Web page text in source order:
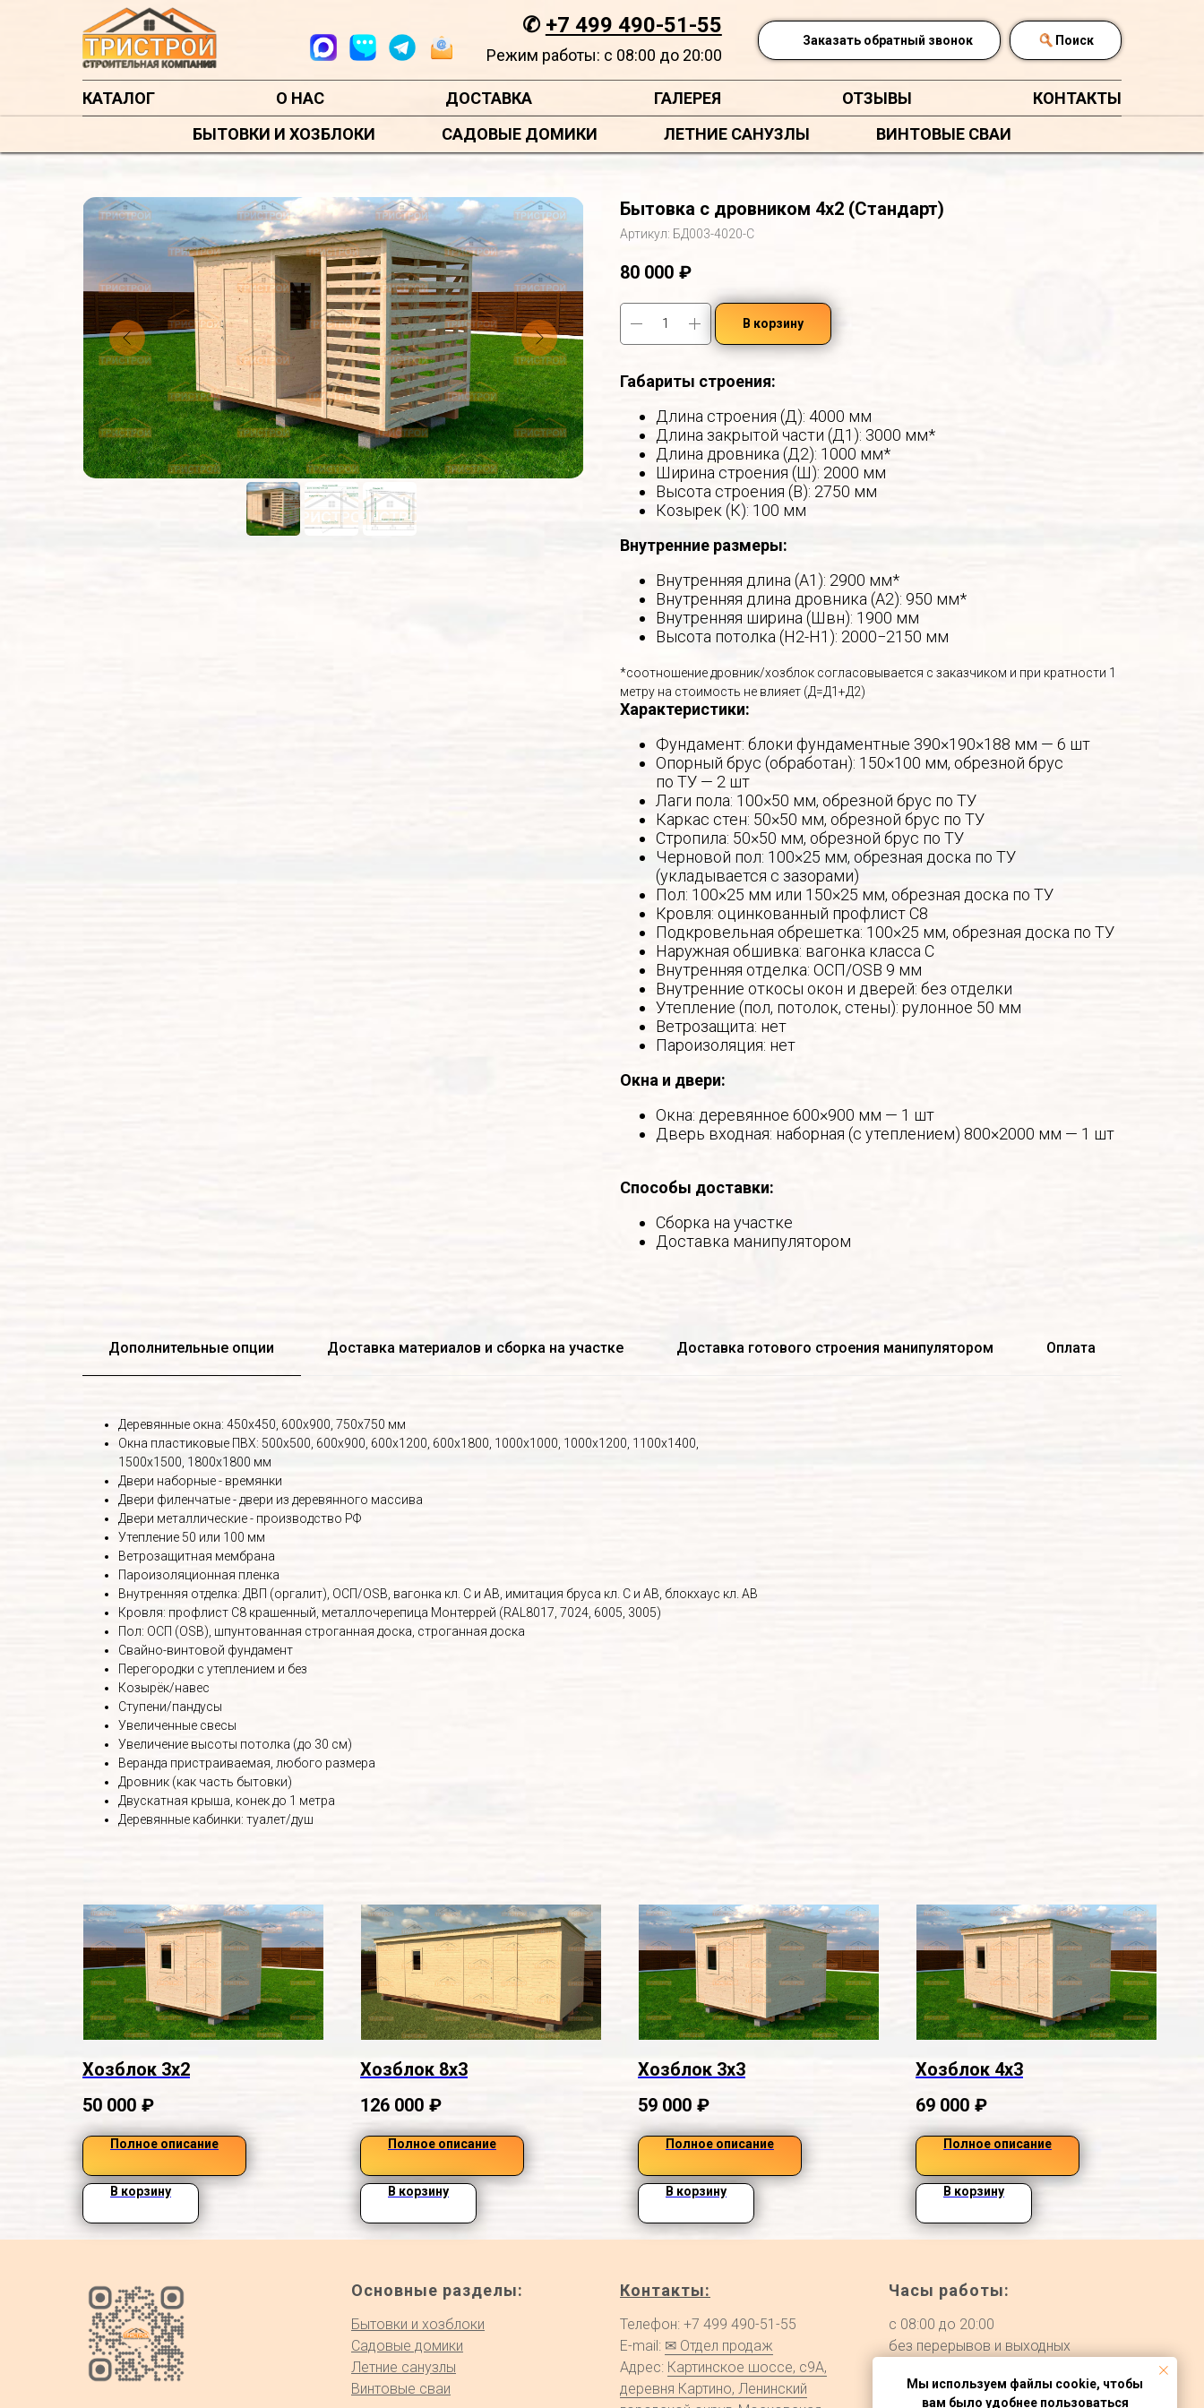
✆ +7 499 490-51-55
Режим работы: с 08:00 до 20:00
Заказать обратный звонок Поиск
КАТАЛОГ О НАС ДОСТАВКА ГАЛЕРЕЯ ОТЗЫВЫ
КОНТАКТЫ
БЫТОВКИ И ХОЗБЛОКИ
САДОВЫЕ ДОМИКИ ЛЕТНИЕ САНУЗЛЫ ВИНТОВЫЕ СВАИ
Бытовка с дровником 4х2 (Стандарт)
Артикул: БД003-4020-С
80 000 ₽
В корзину
Габариты строения:
Длина строения (Д): 4000 мм
Длина закрытой части (Д1): 3000 мм*
Длина дровника (Д2): 1000 мм*
Ширина строения (Ш): 2000 мм
Высота строения (В): 2750 мм
Козырек (К): 100 мм
Внутренние размеры:
Внутренняя длина (А1): 2900 мм*
Внутренняя длина дровника (А2): 950 мм*
Внутренняя ширина (Швн): 1900 мм
Высота потолка (Н2-Н1): 2000−2150 мм
*соотношение дровник/хозблок согласовывается с заказчиком и при кратности 1
метру на стоимость не влияет (Д=Д1+Д2)
Характеристики:
Фундамент: блоки фундаментные 390×190×188 мм — 6 шт
Опорный брус (обработан): 150×100 мм, обрезной брус
по ТУ — 2 шт
Лаги пола: 100×50 мм, обрезной брус по ТУ
Каркас стен: 50×50 мм, обрезной брус по ТУ
Стропила: 50×50 мм, обрезной брус по ТУ
Черновой пол: 100×25 мм, обрезная доска по ТУ
(укладывается с зазорами)
Пол: 100×25 мм или 150×25 мм, обрезная доска по ТУ
Кровля: оцинкованный профлист С8
Подкровельная обрешетка: 100×25 мм, обрезная доска по ТУ
Наружная обшивка: вагонка класса С
Внутренняя отделка: ОСП/OSB 9 мм
Внутренние откосы окон и дверей: без отделки
Утепление (пол, потолок, стены): рулонное 50 мм
Ветрозащита: нет
Пароизоляция: нет
Окна и двери:
Окна: деревянное 600×900 мм — 1 шт
Дверь входная: наборная (с утеплением) 800×2000 мм — 1 шт
Способы доставки:
Сборка на участке
Доставка манипулятором
Дополнительные опции Доставка материалов и сборка на участке Доставка готового строения манипулятором Оплата
Деревянные окна: 450х450, 600х900, 750х750 мм
Окна пластиковые ПВХ: 500х500, 600х900, 600х1200, 600х1800, 1000х1000, 1000х1200, 1100х1400,
1500х1500, 1800х1800 мм
Двери наборные - времянки
Двери филенчатые - двери из деревянного массива
Двери металлические - производство РФ
Утепление 50 или 100 мм
Ветрозащитная мембрана
Пароизоляционная пленка
Внутренняя отделка: ДВП (оргалит), ОСП/OSB, вагонка кл. С и АВ, имитация бруса кл. С и АВ, блокхаус кл. АВ
Кровля: профлист С8 крашенный, металлочерепица Монтеррей (RAL8017, 7024, 6005, 3005)
Пол: ОСП (OSB), шпунтованная строганная доска, строганная доска
Свайно-винтовой фундамент
Перегородки с утеплением и без
Козырёк/навес
Ступени/пандусы
Увеличенные свесы
Увеличение высоты потолка (до 30 см)
Веранда пристраиваемая, любого размера
Дровник (как часть бытовки)
Двускатная крыша, конек до 1 метра
Деревянные кабинки: туалет/душ
Хозблок 3х2
50 000 ₽
Полное описание
В корзину
Хозблок 8х3
126 000 ₽
Полное описание
В корзину
Хозблок 3х3
59 000 ₽
Полное описание
В корзину
Хозблок 4х3
69 000 ₽
Полное описание
В корзину
Основные разделы:
Бытовки и хозблоки
Садовые домики
Летние санузлы
Винтовые сваи
Контакты:
Телефон: +7 499 490-51-55
E-mail: ✉ Отдел продаж
Адрес: Картинское шоссе, с9А,
деревня Картино, Ленинский
Часы работы:
с 08:00 до 20:00
без перерывов и выходных
Мы используем файлы cookie, чтобы
вам было удобнее пользоваться